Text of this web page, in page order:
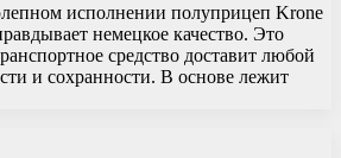
исполнении полуприцеп Krone
немецкое качество. Это
средство доставит любой
и сохранности. В основе лежит